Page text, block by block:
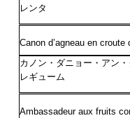
レンタ
Canon d’agneau en croute
カノン・ダニョー・アン
レギューム
Ambassadeur aux fruits